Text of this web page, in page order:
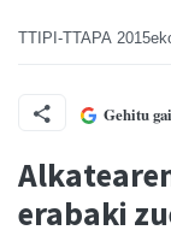
TTIPI-TTAPA
Gehitu
erabaki